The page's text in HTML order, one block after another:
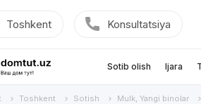
Toshkent Konsultatsiya
Sotib olish Ijara
Toshkent Sotish Mulk, Yangi binolar